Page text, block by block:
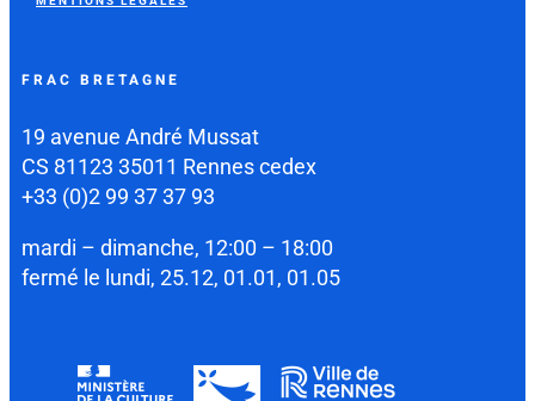
FRAC BRETAGNE
19 avenue André Mussat
CS 81123 35011 Rennes cedex
+33 (0)2 99 37 37 93
mardi – dimanche, 12:00 – 18:00
fermé le lundi, 25.12, 01.01, 01.05